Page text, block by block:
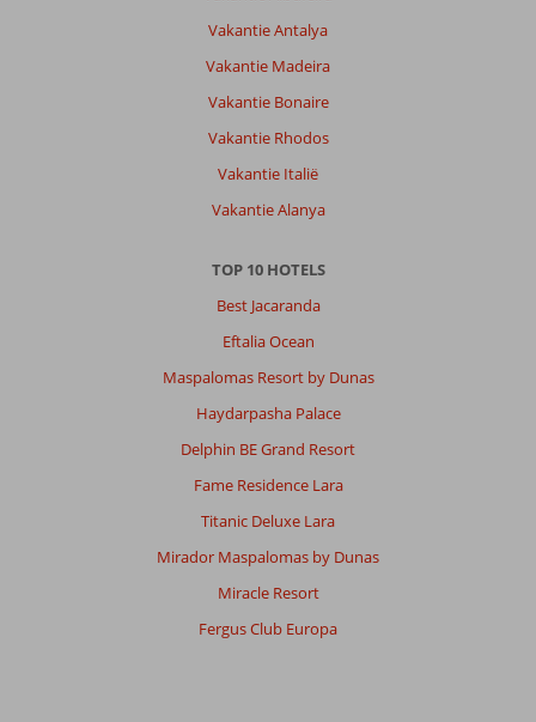
Vakantie Antalya
Vakantie Madeira
Vakantie Bonaire
Vakantie Rhodos
Vakantie Italië
Vakantie Alanya
TOP 10 HOTELS
Best Jacaranda
Eftalia Ocean
Maspalomas Resort by Dunas
Haydarpasha Palace
Delphin BE Grand Resort
Fame Residence Lara
Titanic Deluxe Lara
Mirador Maspalomas by Dunas
Miracle Resort
Fergus Club Europa